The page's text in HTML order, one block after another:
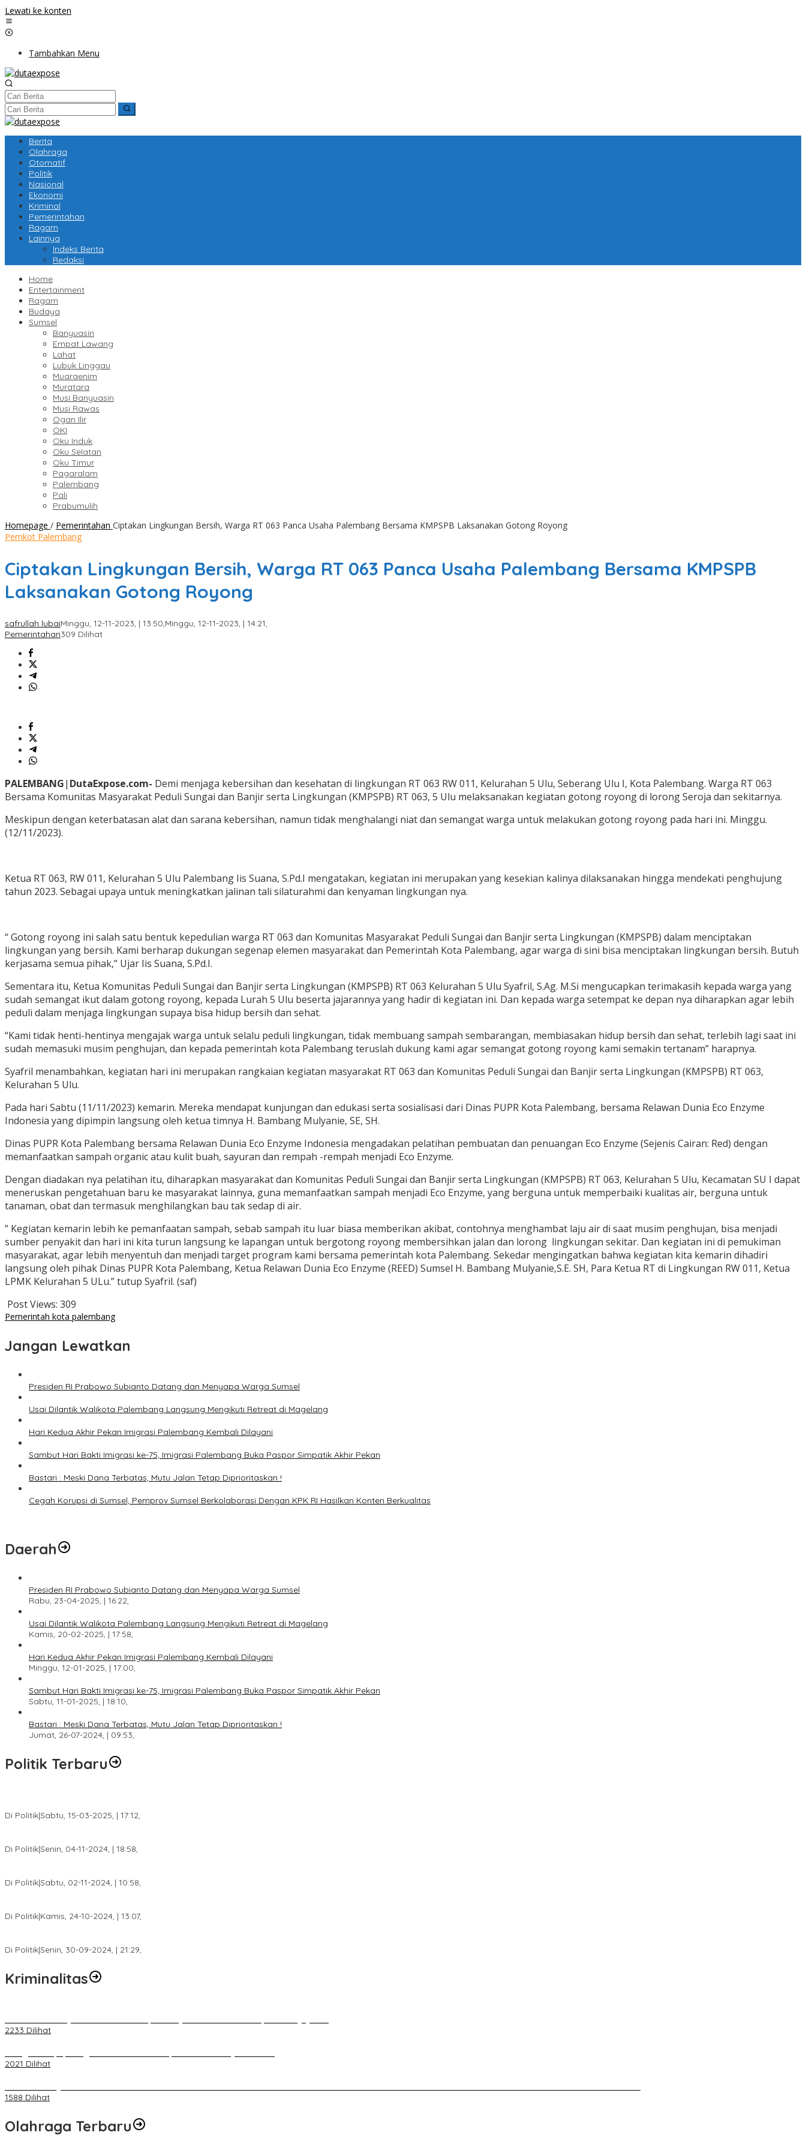
Lewati ke konten
Tambahkan Menu
Berita
Olahraga
Otomatif
Politik
Nasional
Ekonomi
Kriminal
Pemerintahan
Ragam
Lainnya
Indeks Berita
Redaksi
Home
Entertainment
Ragam
Budaya
Sumsel
Banyuasin
Empat Lawang
Lahat
Lubuk Linggau
Muaraenim
Muratara
Musi Banyuasin
Musi Rawas
Ogan Ilir
OKI
Oku Induk
Oku Selatan
Oku Timur
Pagaralam
Palembang
Pali
Prabumulih
Homepage / Pemerintahan Ciptakan Lingkungan Bersih, Warga RT 063 Panca Usaha Palembang Bersama KMPSPB Laksanakan Gotong Royong
Pemkot Palembang
Ciptakan Lingkungan Bersih, Warga RT 063 Panca Usaha Palembang Bersama KMPSPB
Laksanakan Gotong Royong
safrullah lubaiMinggu, 12-11-2023, | 13:50,Minggu, 12-11-2023, | 14:21,
Pemerintahan309 Dilihat
PALEMBANG| DutaExpose.com- Demi menjaga kebersihan dan kesehatan di lingkungan RT 063 RW 011, Kelurahan 5 Ulu, Seberang Ulu I, Kota Palembang. Warga RT 063
Bersama Komunitas Masyarakat Peduli Sungai dan Banjir serta Lingkungan (KMPSPB) RT 063, 5 Ulu melaksanakan kegiatan gotong royong di lorong Seroja dan sekitarnya.
Meskipun dengan keterbatasan alat dan sarana kebersihan, namun tidak menghalangi niat dan semangat warga untuk melakukan gotong royong pada hari ini. Minggu.
(12/11/2023).
Ketua RT 063, RW 011, Kelurahan 5 Ulu Palembang Iis Suana, S.Pd.I mengatakan, kegiatan ini merupakan yang kesekian kalinya dilaksanakan hingga mendekati penghujung
tahun 2023. Sebagai upaya untuk meningkatkan jalinan tali silaturahmi dan kenyaman lingkungan nya.
“ Gotong royong ini salah satu bentuk kepedulian warga RT 063 dan Komunitas Masyarakat Peduli Sungai dan Banjir serta Lingkungan (KMPSPB) dalam menciptakan
lingkungan yang bersih. Kami berharap dukungan segenap elemen masyarakat dan Pemerintah Kota Palembang, agar warga di sini bisa menciptakan lingkungan bersih. Butuh
kerjasama semua pihak,” Ujar Iis Suana, S.Pd.I.
Sementara itu, Ketua Komunitas Peduli Sungai dan Banjir serta Lingkungan (KMPSPB) RT 063 Kelurahan 5 Ulu Syafril, S.Ag. M.Si mengucapkan terimakasih kepada warga yang
sudah semangat ikut dalam gotong royong, kepada Lurah 5 Ulu beserta jajarannya yang hadir di kegiatan ini. Dan kepada warga setempat ke depan nya diharapkan agar lebih
peduli dalam menjaga lingkungan supaya bisa hidup bersih dan sehat.
“Kami tidak henti-hentinya mengajak warga untuk selalu peduli lingkungan, tidak membuang sampah sembarangan, membiasakan hidup bersih dan sehat, terlebih lagi saat ini
sudah memasuki musim penghujan, dan kepada pemerintah kota Palembang teruslah dukung kami agar semangat gotong royong kami semakin tertanam” harapnya.
Syafril menambahkan, kegiatan hari ini merupakan rangkaian kegiatan masyarakat RT 063 dan Komunitas Peduli Sungai dan Banjir serta Lingkungan (KMPSPB) RT 063,
Kelurahan 5 Ulu.
Pada hari Sabtu (11/11/2023) kemarin. Mereka mendapat kunjungan dan edukasi serta sosialisasi dari Dinas PUPR Kota Palembang, bersama Relawan Dunia Eco Enzyme
Indonesia yang dipimpin langsung oleh ketua timnya H. Bambang Mulyanie, SE, SH.
Dinas PUPR Kota Palembang bersama Relawan Dunia Eco Enzyme Indonesia mengadakan pelatihan pembuatan dan penuangan Eco Enzyme (Sejenis Cairan: Red) dengan
memanfaatkan sampah organic atau kulit buah, sayuran dan rempah -rempah menjadi Eco Enzyme.
Dengan diadakan nya pelatihan itu, diharapkan masyarakat dan Komunitas Peduli Sungai dan Banjir serta Lingkungan (KMPSPB) RT 063, Kelurahan 5 Ulu, Kecamatan SU I dapat
meneruskan pengetahuan baru ke masyarakat lainnya, guna memanfaatkan sampah menjadi Eco Enzyme, yang berguna untuk memperbaiki kualitas air, berguna untuk
tanaman, obat dan termasuk menghilangkan bau tak sedap di air.
” Kegiatan kemarin lebih ke pemanfaatan sampah, sebab sampah itu luar biasa memberikan akibat, contohnya menghambat laju air di saat musim penghujan, bisa menjadi
sumber penyakit dan hari ini kita turun langsung ke lapangan untuk bergotong royong membersihkan jalan dan lorong lingkungan sekitar. Dan kegiatan ini di pemukiman
masyarakat, agar lebih menyentuh dan menjadi target program kami bersama pemerintah kota Palembang. Sekedar mengingatkan bahwa kegiatan kita kemarin dihadiri
langsung oleh pihak Dinas PUPR Kota Palembang, Ketua Relawan Dunia Eco Enzyme (REED) Sumsel H. Bambang Mulyanie,S.E. SH, Para Ketua RT di Lingkungan RW 011, Ketua
LPMK Kelurahan 5 ULu.” tutup Syafril. (saf)
Post Views: 309
Pemerintah kota palembang
Jangan Lewatkan
Presiden RI Prabowo Subianto Datang dan Menyapa Warga Sumsel
Usai Dilantik Walikota Palembang Langsung Mengikuti Retreat di Magelang
Hari Kedua Akhir Pekan Imigrasi Palembang Kembali Dilayani
Sambut Hari Bakti Imigrasi ke-75, Imigrasi Palembang Buka Paspor Simpatik Akhir Pekan
Bastari : Meski Dana Terbatas, Mutu Jalan Tetap Diprioritaskan !
Cegah Korupsi di Sumsel, Pemprov Sumsel Berkolaborasi Dengan KPK RI Hasilkan Konten Berkualitas
Daerah
Presiden RI Prabowo Subianto Datang dan Menyapa Warga Sumsel
Rabu, 23-04-2025, | 16:22,
Usai Dilantik Walikota Palembang Langsung Mengikuti Retreat di Magelang
Kamis, 20-02-2025, | 17:58,
Hari Kedua Akhir Pekan Imigrasi Palembang Kembali Dilayani
Minggu, 12-01-2025, | 17:00,
Sambut Hari Bakti Imigrasi ke-75, Imigrasi Palembang Buka Paspor Simpatik Akhir Pekan
Sabtu, 11-01-2025, | 18:10,
Bastari : Meski Dana Terbatas, Mutu Jalan Tetap Diprioritaskan !
Jumat, 26-07-2024, | 09:53,
Politik Terbaru
Di Politik|Sabtu, 15-03-2025, | 17:12,
Di Politik|Senin, 04-11-2024, | 18:58,
Di Politik|Sabtu, 02-11-2024, | 10:58,
Di Politik|Kamis, 24-10-2024, | 13:07,
Di Politik|Senin, 30-09-2024, | 21:29,
Kriminalitas
2233 Dilihat
2021 Dilihat
1588 Dilihat
Olahraga Terbaru